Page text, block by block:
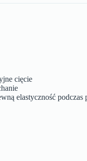
cięcie
elastyczność podczas